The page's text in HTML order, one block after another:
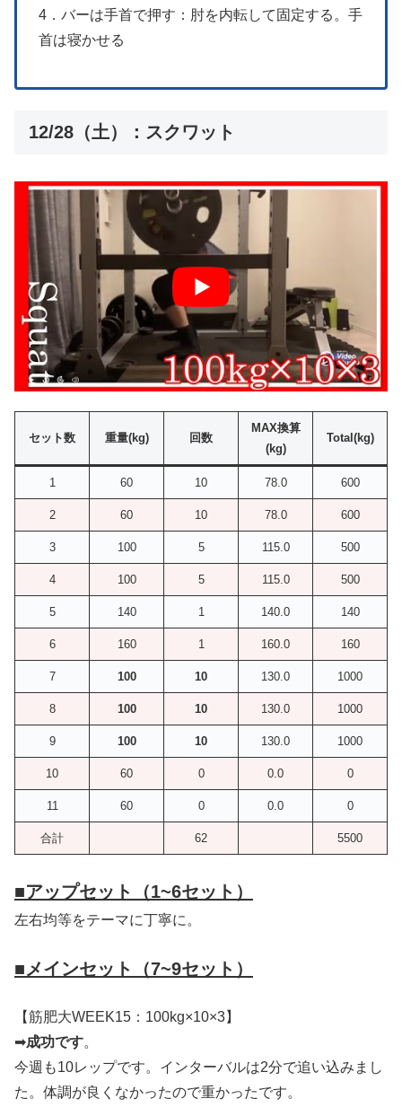
4．バーは手首で押す：肘を内転して固定する。手
首は寝かせる
12/28（土）：スクワット
セット数 重量(kg) 回数
MAX換算
(kg)
Total(kg)
1 60 10 78.0 600
2 60 10 78.0 600
3 100 5 115.0 500
4 100 5 115.0 500
5 140 1 140.0 140
6 160 1 160.0 160
7 100 10 130.0 1000
8 100 10 130.0 1000
9 100 10 130.0 1000
10 60 0 0.0 0
11 60 0 0.0 0
合計 62 5500
■アップセット（1~6セット）
左右均等をテーマに丁寧に。
■メインセット（7~9セット）
【筋肥大WEEK15：100kg×10×3】
➡成功です。
今週も10レップです。インターバルは2分で追い込みまし
た。体調が良くなかったので重かったです。